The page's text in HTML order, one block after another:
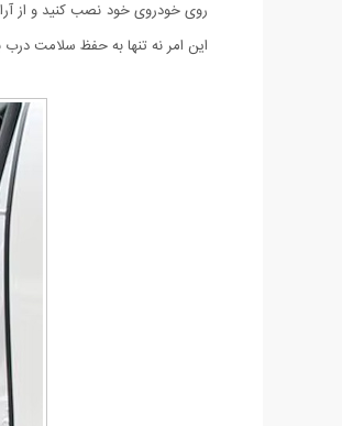
روی خودروی خود نصب کنید و از
این امر نه تنها به حفظ سلامت